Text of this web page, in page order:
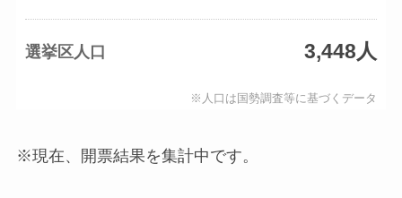
選挙区人口 3,448人
※人口は国勢調査等に基づくデータ
※現在、開票結果を集計中です。